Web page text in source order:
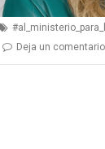
Deja un comentario